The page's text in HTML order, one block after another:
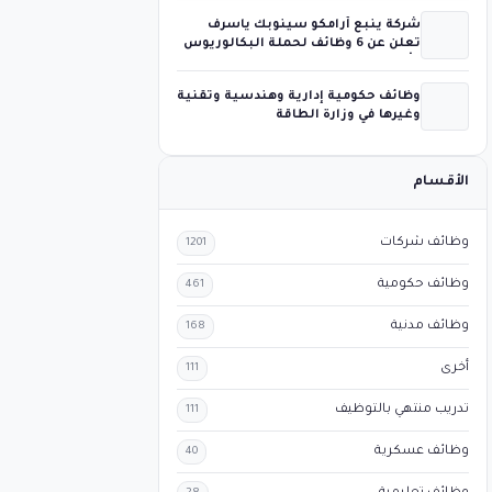
شركة ينبع أرامكو سينوبك ياسرف
تعلن عن 6 وظائف لحملة البكالوريوس
وظائف حكومية إدارية وهندسية وتقنية
وغيرها في وزارة الطاقة
الأقسام
وظائف شركات 1201
وظائف حكومية 461
وظائف مدنية 168
أخرى 111
تدريب منتهي بالتوظيف 111
وظائف عسكرية 40